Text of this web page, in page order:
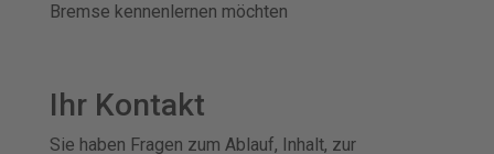
Bremse kennenlernen möchten
Ihr Kontakt
Sie haben Fragen zum Ablauf, Inhalt, zur